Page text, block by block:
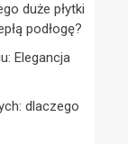
duże płytki
podłogę?
Elegancja
dlaczego